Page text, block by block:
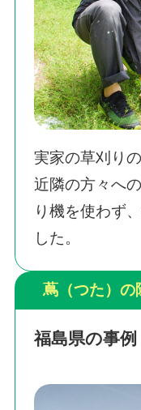
実家の草刈り
近隣の方々へ
り機を使わず
した。
蔦（つた）の
福島県の事例